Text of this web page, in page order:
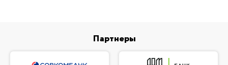
Партнеры